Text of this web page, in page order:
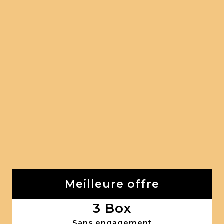
Meilleure offre
3 Box